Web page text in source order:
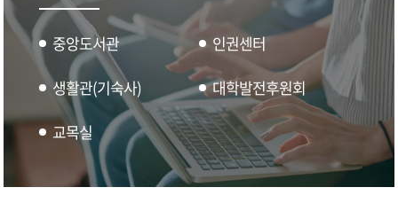
중앙도서관
인권센터
생활관(기숙사)
대학발전후원회
교목실